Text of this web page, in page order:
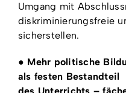
Umgang mit
diskriminierungsfreie
sicherstellen.
● Mehr politische
als festen Bestandteil